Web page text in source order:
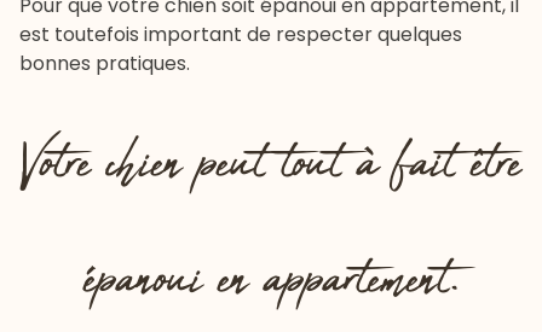
Pour que votre chien soit épanoui en appartement, il
est toutefois important de respecter quelques
bonnes pratiques.
Votre chien peut tout à fait être
épanoui en appartement.